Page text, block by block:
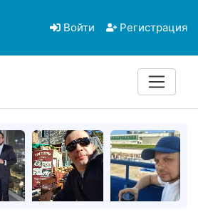
Войти Регистрация